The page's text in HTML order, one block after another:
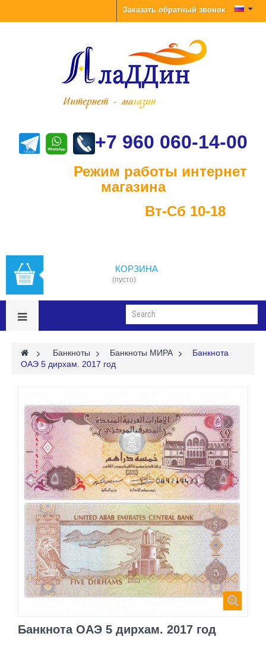
Заказать обратный звонок
+7 960 060-14-00
Режим работы интернет
магазина
Вт-Сб 10-18
КОРЗИНА
(пусто)
> Банкноты > Банкноты МИРА >
Банкнота
ОАЭ 5 дирхам. 2017 год
Банкнота ОАЭ 5 дирхам. 2017 год